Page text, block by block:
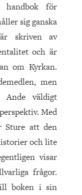
handbok för
sig ganska
skriven av
och är
om Kyrkan.
men
Ande väldigt
Med
Sture att den
och lite
visar
frågor.
boken i sin